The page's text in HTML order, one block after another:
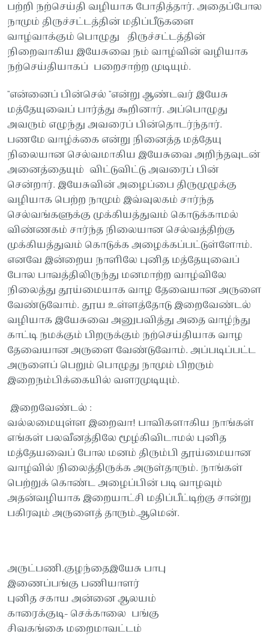
பற்றி நற்செய்தி வழியாக போதித்தார். அதைப்போல
நாமும் திருச்சட்டத்தின் மதிப்பீடுகளை
வாழ்வாக்கும் பொழுது திருச்சட்டத்தின்
நிறைவாகிய இயேசுவை நம் வாழ்வின் வழியாக
நற்செய்தியாகப் பறைசாற்ற முடியும்.
"என்னைப் பின்செல் "என்று ஆண்டவர் இயேசு
மத்தேயுவைப் பார்த்து கூறினார். அப்பொழுது
அவரும் எழுந்து அவரைப் பின்தொடர்ந்தார்.
பணமே வாழ்க்கை என்று நினைத்த மத்தேயு
நிலையான செல்வமாகிய இயேசுவை அறிந்தவுடன்
அனைத்தையும் விட்டுவிட்டு அவரைப் பின்
சென்றார். இயேசுவின் அழைப்பை திருமுழுக்கு
வழியாக பெற்ற நாமும் இவ்வுலகம் சார்ந்த
செல்வங்களுக்கு முக்கியத்துவம் கொடுக்காமல்
விண்ணகம் சார்ந்த நிலையான செல்வத்திற்கு
முக்கியத்துவம் கொடுக்க அழைக்கப்பட்டுள்ளோம்.
எனவே இன்றைய நாளிலே புனித மத்தேயுவைப்
போல பாவத்திலிருந்து மனமாற்ற வாழ்விலே
நிலைத்து தூய்மையாக வாழ தேவையான அருளை
வேண்டுவோம். தூய உள்ளத்தோடு இறைவேண்டல்
வழியாக இயேசுவை அனுபவித்து அதை வாழ்ந்து
காட்டி நமக்கும் பிறருக்கும் நற்செய்தியாக வாழ
தேவையான அருளை வேண்டுவோம். அப்படிப்பட்ட
அருளைப் பெறும் பொழுது நாமும் பிறரும்
இறைநம்பிக்கையில் வளரமுடியும்.
இறைவேண்டல் :
வல்லமையுள்ள இறைவா! பாவிகளாகிய நாங்கள்
எங்கள் பலவீனத்திலே மூழ்கிவிடாமல் புனித
மத்தேயவைப் போல மனம் திரும்பி தூய்மையான
வாழ்வில் நிலைத்திருக்க அருள்தாரும். நாங்கள்
பெற்றுக் கொண்ட அழைப்பின் படி வாழவும்
அதன்வழியாக இறையாட்சி மதிப்பீட்டிற்கு சான்று
பகிரவும் அருளைத் தாரும்.ஆமென்.
அருட்பணி.குழந்தைஇயேசு பாபு
இணைப்பங்கு பணியாளர்
புனித சகாய அன்னை ஆலயம்
காரைக்குடி- செக்காலை பங்கு
சிவகங்கை மறைமாவட்டம்